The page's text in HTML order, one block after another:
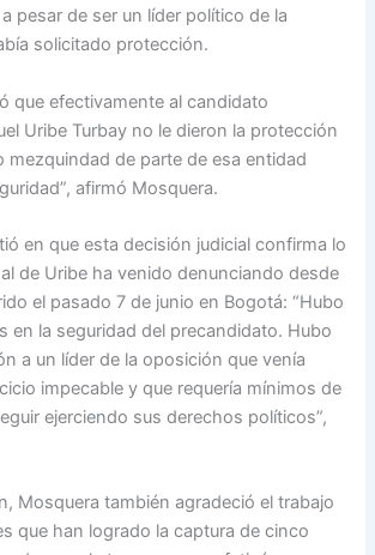
pesar de ser un líder político de la
solicitado protección.
que efectivamente al candidato
Uribe Turbay no le dieron la protección
mezquindad de parte de esa entidad
afirmó Mosquera.
en que esta decisión judicial confirma lo
de Uribe ha venido denunciando desde
el pasado 7 de junio en Bogotá: “Hubo
en la seguridad del precandidato. Hubo
a un líder de la oposición que venía
impecable y que requería mínimos de
ejerciendo sus derechos políticos”,
Mosquera también agradeció el trabajo
que han logrado la captura de cinco